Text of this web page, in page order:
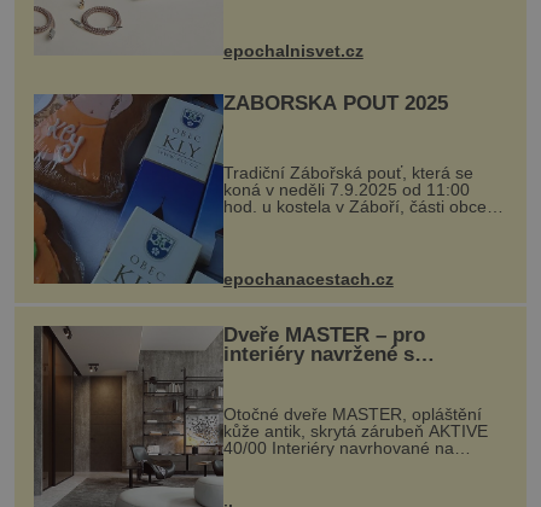
kovový...
epochalnisvet.cz
ZÁBOŘSKÁ POUŤ 2025
Tradiční Zábořská pouť, která se
koná v neděli 7.9.2025 od 11:00
hod. u kostela v Záboří, části obce
Kly u Mělníka. V programu naleznete
komentovanou prohlídku kostela,
epochanacestach.cz
Dveře MASTER – pro
interiéry navržené s
rozumem i vášní!
Otočné dveře MASTER, opláštění
kůže antik, skrytá zárubeň AKTIVE
40/00 Interiéry navrhované na
zakázku často vyžadují atypické
rozměry nejen nábytku, ale i